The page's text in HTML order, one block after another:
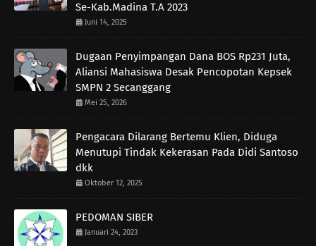
Se-Kab.Madina T.A 2023
Juni 14, 2025
Dugaan Penyimpangan Dana BOS Rp231 Juta,
Aliansi Mahasiswa Desak Pencopotan Kepsek
SMPN 2 Secanggang
Mei 25, 2026
Pengacara Dilarang Bertemu Klien, Diduga
Menutupi Tindak Kekerasan Pada Didi Santoso
dkk
Oktober 12, 2025
PEDOMAN SIBER
Januari 24, 2023